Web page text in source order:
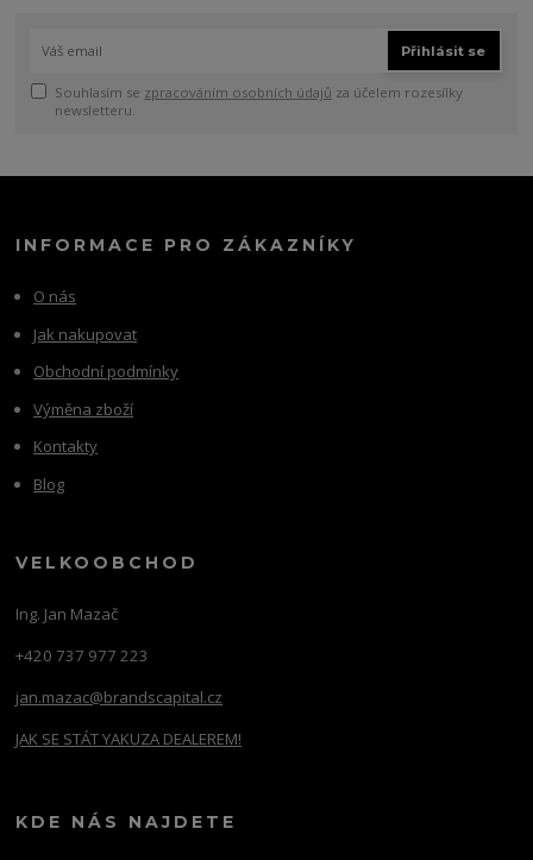
Přihlásit se
Souhlasím se zpracováním osobních údajů za účelem rozesílky
newsletteru.
INFORMACE PRO ZÁKAZNÍKY
O nás
Jak nakupovat
Obchodní podmínky
Výměna zboží
Kontakty
Blog
VELKOOBCHOD
Ing. Jan Mazač
+420 737 977 223
jan.mazac@brandscapital.cz
JAK SE STÁT YAKUZA DEALEREM!
KDE NÁS NAJDETE